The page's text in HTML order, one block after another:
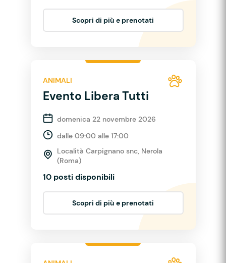
Scopri di più e prenotati
ANIMALI
Evento Libera Tutti
domenica 22 novembre 2026
dalle 09:00 alle 17:00
Località Carpignano snc, Nerola
(Roma)
10 posti disponibili
Scopri di più e prenotati